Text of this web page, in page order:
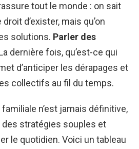
tout le monde : on sait
d’exister, mais qu’on
solutions. Parler des
dernière fois, qu’est-ce qui
d’anticiper les dérapages et
collectifs au fil du temps.
n’est jamais définitive,
stratégies souples et
le quotidien. Voici un tableau